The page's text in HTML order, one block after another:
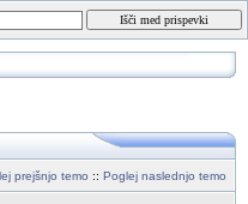
prejšnjo temo :: Poglej naslednjo temo